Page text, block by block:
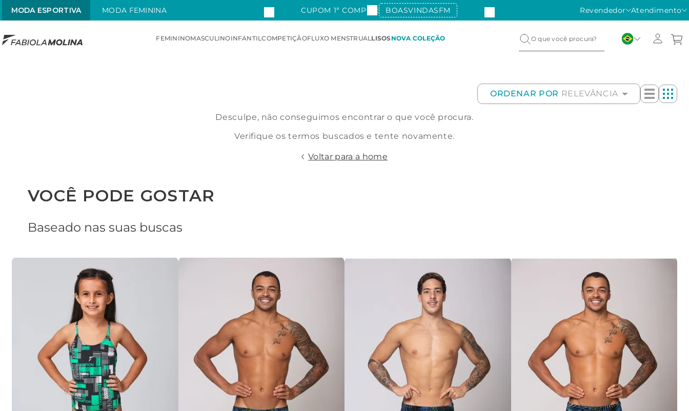
MODA ESPORTIVA MODA FEMININA CUPOM 1ª COMPRA: BOASVINDASFM Revendedor Atendimento
FEMININOMASCULINOINFANTILCOMPETIÇÃOFLUXO MENSTRUALLISOSNOVA COLEÇÃO
ORDENAR POR RELEVÂNCIA
Desculpe, não conseguimos encontrar o que você procura.
Verifique os termos buscados e tente novamente.
Voltar para a home
VOCÊ PODE GOSTAR
Baseado nas suas buscas